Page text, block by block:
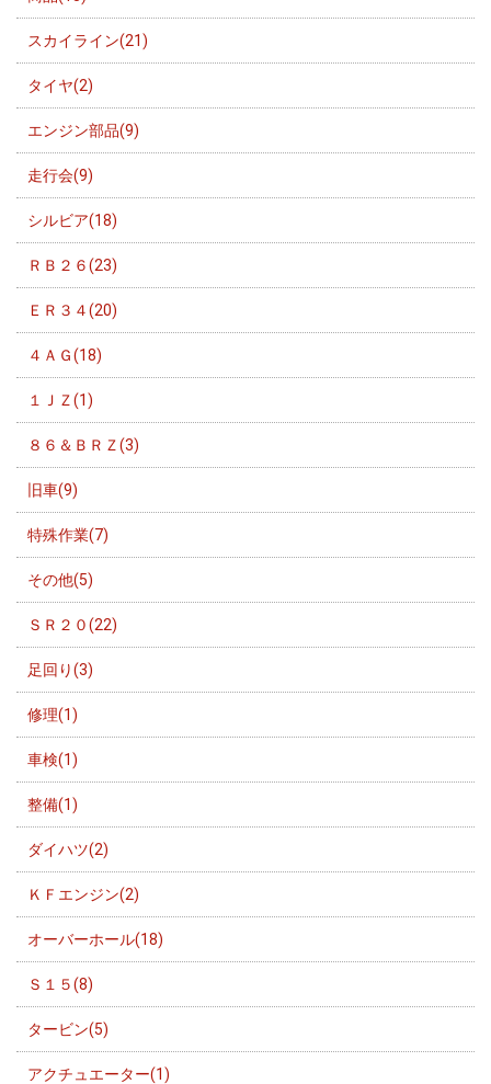
スカイライン(21)
タイヤ(2)
エンジン部品(9)
走行会(9)
シルビア(18)
ＲＢ２６(23)
ＥＲ３４(20)
４ＡＧ(18)
１ＪＺ(1)
８６＆ＢＲＺ(3)
旧車(9)
特殊作業(7)
その他(5)
ＳＲ２０(22)
足回り(3)
修理(1)
車検(1)
整備(1)
ダイハツ(2)
ＫＦエンジン(2)
オーバーホール(18)
Ｓ１５(8)
タービン(5)
アクチュエーター(1)